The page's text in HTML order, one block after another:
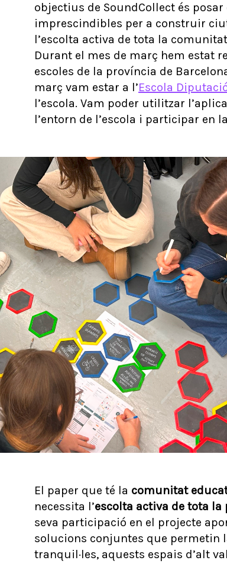
objectius de SoundCollect és
imprescindibles per a construir
l’escolta activa de tota la
Durant el mes de març hem estat
escoles de la província de
març vam estar a l’Escola
l’escola. Vam poder utilitzar
l’entorn de l’escola i participar en
El paper que té la comunitat
necessita l’escolta activa de tota la
seva participació en el projecte
solucions conjuntes que permetin
tranquil·les, aquests espais d’alt